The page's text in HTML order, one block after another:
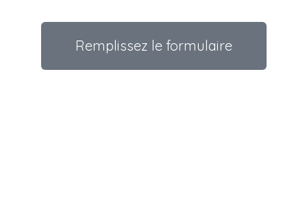
Remplissez le formulaire